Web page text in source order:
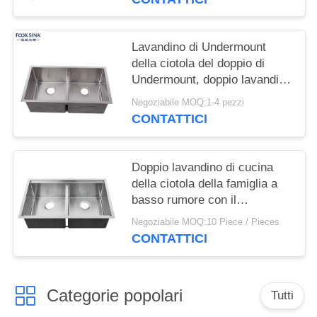
Lavandino di Undermount
della ciotola del doppio di
Undermount, doppio lavandino
commerciale rettangolare
della ciotola
Negoziabile MOQ:1-4 pezzi
CONTATTICI
Doppio lavandino di cucina
della ciotola della famiglia a
basso rumore con il
cuscinetto spesso di riduzione
del suono
Negoziabile MOQ:10 Piece / Pieces
CONTATTICI
Categorie popolari Tutti